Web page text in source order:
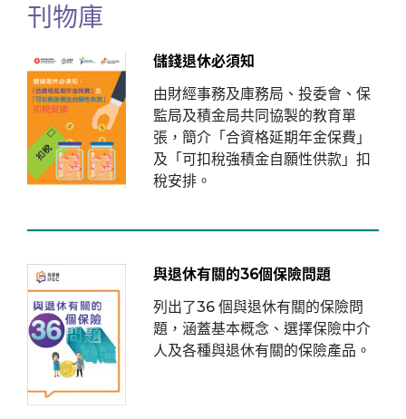
刊物庫
儲錢退休必須知
由財經事務及庫務局、投委會、保
監局及積金局共同協製的教育單
張，簡介「合資格延期年金保費」
及「可扣稅強積金自願性供款」扣
稅安排。
與退休有關的36個保險問題
列出了36 個與退休有關的保險問
題，涵蓋基本概念、選擇保險中介
人及各種與退休有關的保險產品。